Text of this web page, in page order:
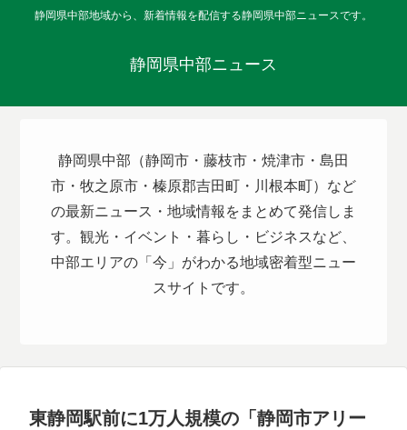
静岡県中部地域から、新着情報を配信する静岡県中部ニュースです。
静岡県中部ニュース
静岡県中部（静岡市・藤枝市・焼津市・島田
市・牧之原市・榛原郡吉田町・川根本町）など
の最新ニュース・地域情報をまとめて発信しま
す。観光・イベント・暮らし・ビジネスなど、
中部エリアの「今」がわかる地域密着型ニュー
スサイトです。
東静岡駅前に1万人規模の「静岡市アリー